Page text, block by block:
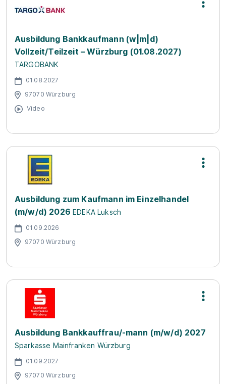
Ausbildung Bankkaufmann (w|m|d)
Vollzeit/Teilzeit – Würzburg (01.08.2027)
TARGOBANK
01.08.2027
97070 Würzburg
Video
Ausbildung zum Kaufmann im Einzelhandel
(m/w/d) 2026 EDEKA Luksch
01.09.2026
97070 Würzburg
Ausbildung Bankkauffrau/-mann (m/w/d) 2027
Sparkasse Mainfranken Würzburg
01.09.2027
97070 Würzburg